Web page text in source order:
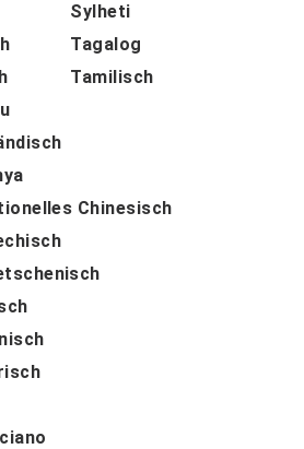
Sylheti
Tagalog
Tamilisch
Chinesisch